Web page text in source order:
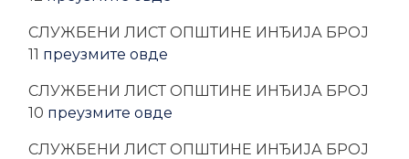
CЛУЖБЕНИ ЛИСТ ОПШТИНЕ ИНЂИЈА БРОЈ
11 преузмите овде
CЛУЖБЕНИ ЛИСТ ОПШТИНЕ ИНЂИЈА БРОЈ
10 преузмите овде
CЛУЖБЕНИ ЛИСТ ОПШТИНЕ ИНЂИЈА БРОЈ